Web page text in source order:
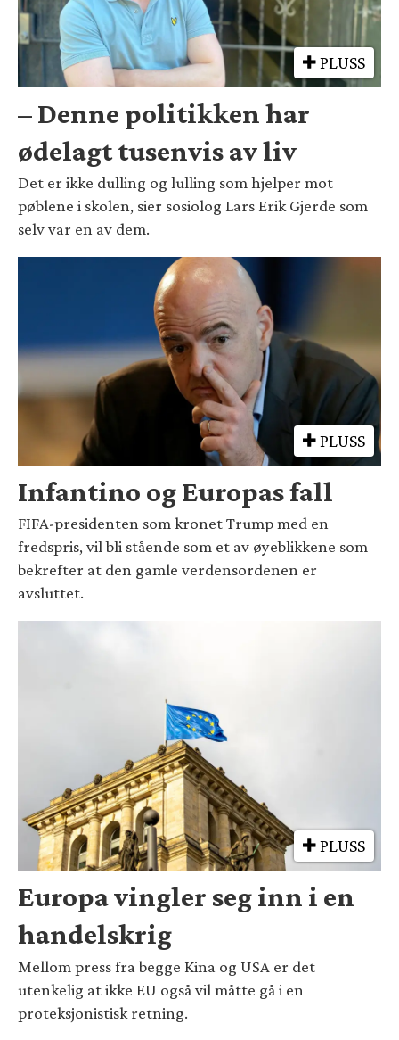
PLUSS
– Denne politikken har
ødelagt tusenvis av liv
Det er ikke dulling og lulling som hjelper mot
pøblene i skolen, sier sosiolog Lars Erik Gjerde som
selv var en av dem.
PLUSS
Infantino og Europas fall
FIFA-presidenten som kronet Trump med en
fredspris, vil bli stående som et av øyeblikkene som
bekrefter at den gamle verdensordenen er
avsluttet.
PLUSS
Europa vingler seg inn i en
handelskrig
Mellom press fra begge Kina og USA er det
utenkelig at ikke EU også vil måtte gå i en
proteksjonistisk retning.